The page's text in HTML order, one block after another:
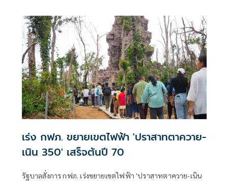
เร่ง กฟภ. ขยายเขตไฟฟ้า 'ปราสาทตาควาย-
เนิน 350' เสร็จต้นปี 70
รัฐบาลสั่งการ กฟภ. เร่งขยายเขตไฟฟ้า 'ปราสาทตาควาย-เนิน